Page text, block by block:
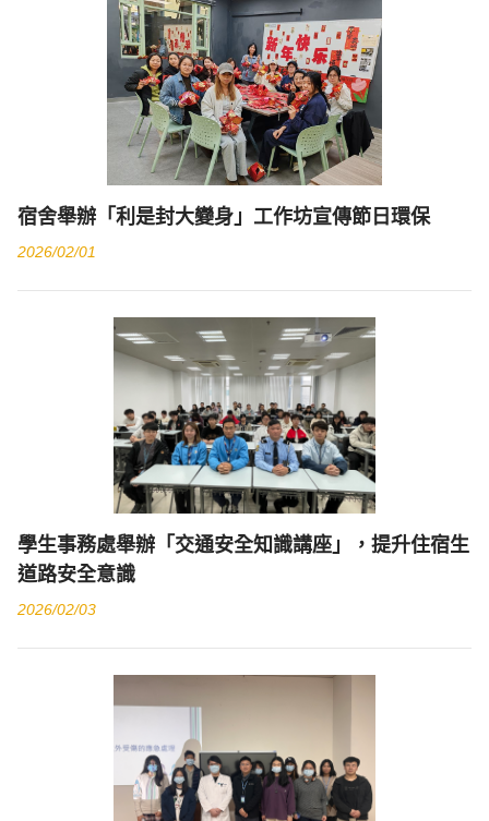
宿舍舉辦「利是封大變身」工作坊宣傳節日環保
2026/02/01
學生事務處舉辦「交通安全知識講座」，提升住宿生
道路安全意識
2026/02/03